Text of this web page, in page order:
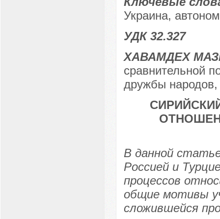
Украина,
УДК 32.327
ХАВАМДЕХ
сравнительной
дружбы народов,
В данной
Россией и
процессов
общие мотивы
сложившейся